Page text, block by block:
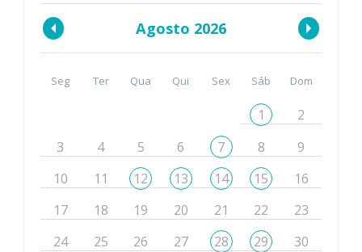
Agosto 2026
Seg Ter Qua Qui Sex Sáb Dom
1
2
3
4 5 6 7 8
9
10
11 12 13 14 15
16
17
18 19 20 21 22
23
24
25 26 27 28 29
30